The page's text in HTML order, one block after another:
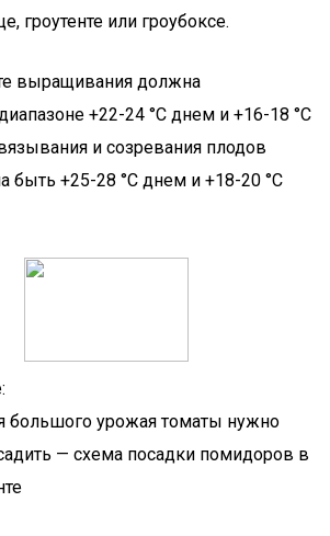
гроутенте или гроубоксе.
выращивания должна
+22-24 °С днем и +16-18 °С
и созревания плодов
быть +25-28 °С днем и +18-20 °С
большого урожая томаты нужно
— схема посадки помидоров в